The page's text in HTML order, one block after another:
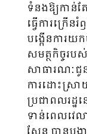
ទំនងឱ្យកាន់ត
ធ្វើការក្រើ
បង្កើនការយ
សមត្ថកិច្ចរប
សាធារណៈជូន
ការដោះស្រា
ប្រជាពលរដ្ឋ
ទាន់ពេលវេ